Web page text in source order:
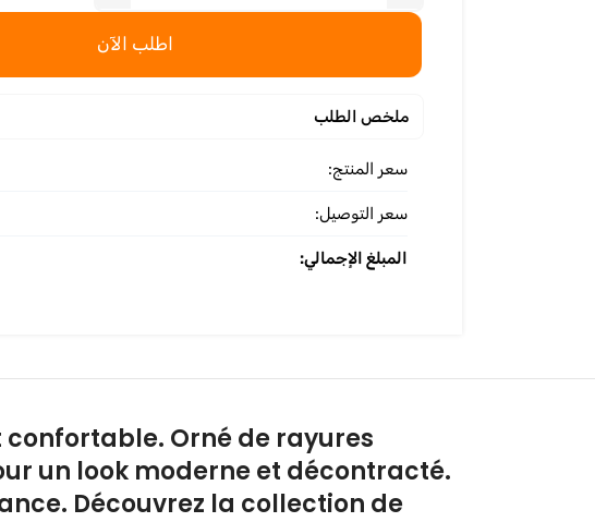
اطلب الآن
ملخص الطلب
سعر المنتج:
سعر التوصيل:
المبلغ الإجمالي:
Orné de rayures
un look moderne et décontracté.
Découvrez la collection de